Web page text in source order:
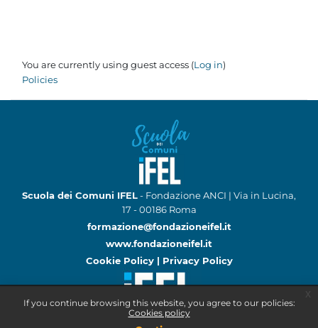
If you continue browsing this website, you agree to our policies:
Cookies policy
You are currently using guest access (Log in)
Policies
Scuola dei Comuni IFEL- Fondazione ANCI | Via in Lucina,
17 - 00186 Roma
formazione@fondazioneifel.it
www.fondazioneifel.it
Cookie Policy | Privacy Policy